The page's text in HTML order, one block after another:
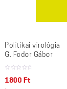
Politikai virológia –
G. Fodor Gábor
1800 Ft